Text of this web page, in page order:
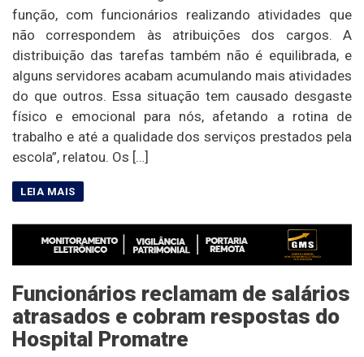
função, com funcionários realizando atividades que
não correspondem às atribuições dos cargos. A
distribuição das tarefas também não é equilibrada, e
alguns servidores acabam acumulando mais atividades
do que outros. Essa situação tem causado desgaste
físico e emocional para nós, afetando a rotina de
trabalho e até a qualidade dos serviços prestados pela
escola”, relatou. Os […]
Funcionários reclamam de salários
atrasados e cobram respostas do
Hospital Promatre